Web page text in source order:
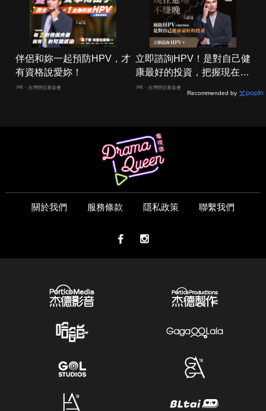
伴侶和妳一起預防HPV，才
有資格說愛妳！
PR・台灣癌症基金會
立即諮詢HPV！是對自己健
康最好的投資，把握現在不
嫌晚！
PR・台灣癌症基金會
Recommended by
關於我們 服務條款 隱私政策 聯繫我們